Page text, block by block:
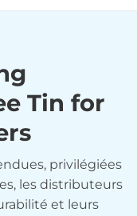
Tin for
privilégiées
les distributeurs
et leurs